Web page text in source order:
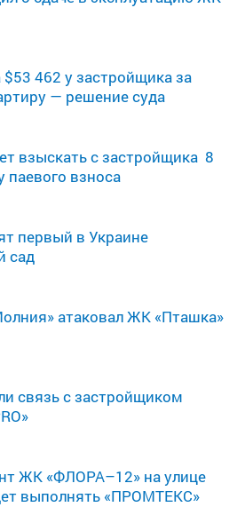
462 у застройщика за
— решение суда
взыскать с застройщика 8
паевого взноса
первый в Украине
сад
атаковал ЖК «Пташка»
связь с застройщиком
ЖК «ФЛОРА–12» на улице
выполнять «ПРОМТЕКС»